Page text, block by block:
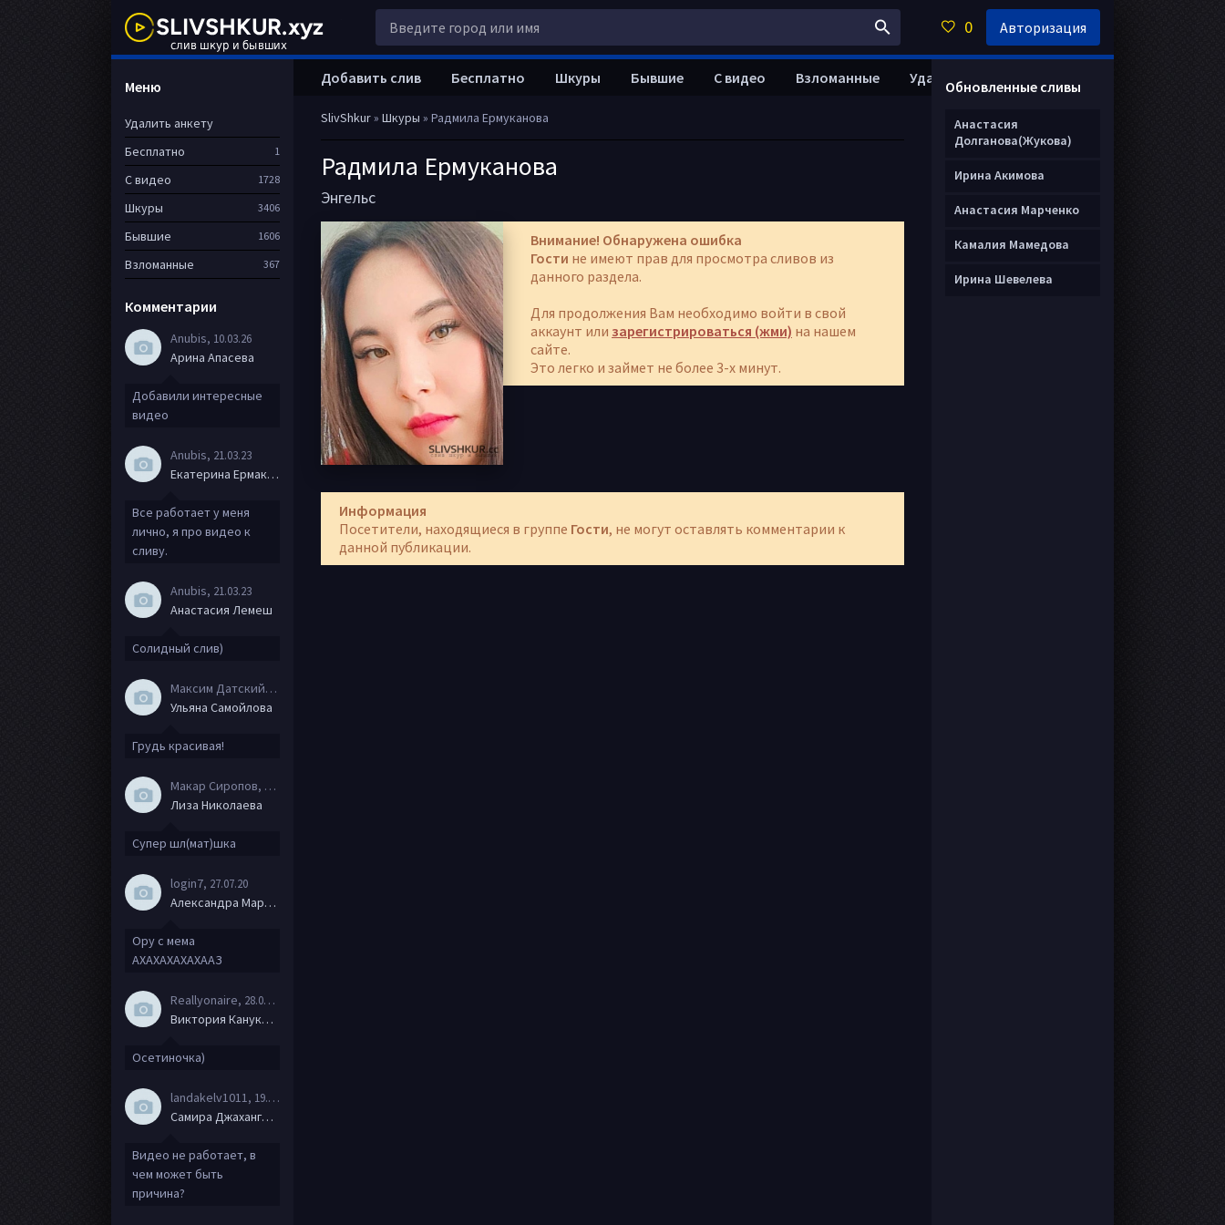
SlivShkur» Шкуры » Радмила Ермуканова
Радмила Ермуканова
Энгельс
Внимание! Обнаружена ошибка
Гости не имеют прав для просмотра сливов из
данного раздела.
Для продолжения Вам необходимо войти в свой
аккаунт или зарегистрироваться (жми) на нашем
сайте.
Это легко и займет не более 3-х минут.
Информация
Посетители, находящиеся в группе Гости, не могут оставлять комментарии к
данной публикации.
Добавить слив Бесплатно Шкуры Бывшие С видео Взломанные Удалить анкету
Меню
Удалить анкету
Бесплатно
1
С видео 1728
Шкуры 3406
Бывшие 1606
Взломанные 367
Комментарии
Anubis, 10.03.26
Арина Апасева
Добавили интересные
видео
Anubis, 21.03.23
Екатерина Ермакова
Все работает у меня
лично, я про видео к
сливу.
Anubis, 21.03.23
Анастасия Лемеш
Солидный слив)
Максим Датский
, 15.08.20
Ульяна Самойлова
Грудь красивая!
Макар Сиропов, 08.08.20
Лиза Николаева
Супер шл(мат)шка
login7, 27.07.20
Александра Маркова
Ору с мема
АХАХАХАХАХААЗ
Reallyonaire, 28.06.20
Виктория Канукова
Осетиночка)
landakelv1011 , 19.06.20
Самира Джахангирова
Видео не работает, в
чем может быть
причина?
Обновленные сливы
Анастасия
Долганова(Жукова)
Ирина Акимова
Анастасия Марченко
Камалия Мамедова
Ирина Шевелева
0 Авторизация